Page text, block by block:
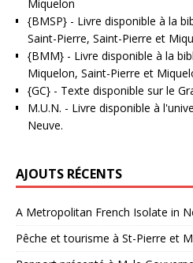
Miquelon
{BMSP} - Livre disponible à la
Saint-Pierre, Saint-Pierre et
{BMM} - Livre disponible à la
Miquelon, Saint-Pierre et
{GC} - Texte disponible sur le
M.U.N. - Livre disponible à
Neuve.
AJOUTS RÉCENTS
A Metropolitan French Isolate in
Pêche et tourisme à St-Pierre et